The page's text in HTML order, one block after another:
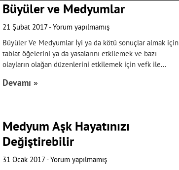
Büyüler ve Medyumlar
21 Şubat 2017 Yorum yapılmamış
Büyüler Ve Medyumlar İyi ya da kötü sonuçlar almak için
tabiat öğelerini ya da yasalarını etkilemek ve bazı
olayların olağan düzenlerini etkilemek için vefk ile
Devamı »
Medyum Aşk Hayatınızı
Değiştirebilir
31 Ocak 2017 Yorum yapılmamış